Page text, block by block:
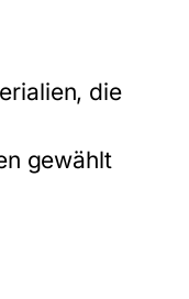
die
gewählt